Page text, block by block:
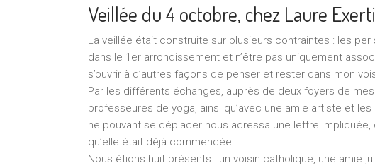
Veillée du 4 octobre, chez Laure
La veillée était construite sur plusieurs contraintes : les
dans le 1er arrondissement et n’être pas uniquement
s’ouvrir à d’autres façons de penser et rester dans mon
Par les différents échanges, auprès de deux foyers de
professeures de yoga, ainsi qu’avec une amie artiste et
ne pouvant se déplacer nous adressa une lettre
qu’elle était déjà commencée.
Nous étions huit présents : un voisin catholique, une amie